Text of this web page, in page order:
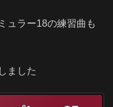
ュラー18の練習曲も
ました